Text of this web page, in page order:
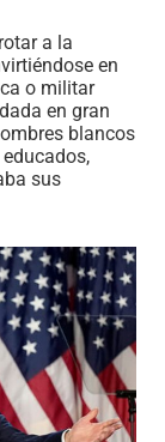
a la
en
o militar
en gran
blancos
sus